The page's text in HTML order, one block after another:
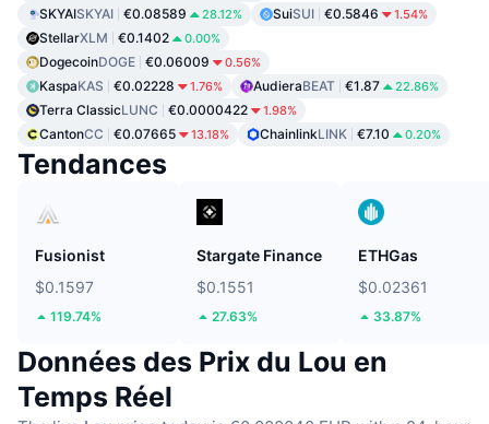
SKYAISKYAI €0.08589 28.12% SuiSUI €0.5846 1.54%
StellarXLM €0.1402 0.00%
DogecoinDOGE €0.06009 0.56%
KaspaKAS €0.02228 1.76% AudieraBEAT €1.87 22.86%
Terra ClassicLUNC €0.0000422 1.98%
CantonCC €0.07665 13.18% ChainlinkLINK €7.10 0.20%
Tendances
Fusionist
$0.1597
119.74%
Stargate Finance
$0.1551
27.63%
ETHGas
$0.02361
33.87%
Données des Prix du Lou en
Temps Réel